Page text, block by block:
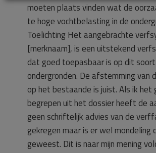
moeten plaats vinden wat de
te hoge vochtbelasting in de
Toelichting Het aangebrachte
[merknaam], is een uitstekend
dat goed toepasbaar is op dit soort
ondergronden. De afstemming van
op het bestaande is juist. Als ik het
begrepen uit het dossier heeft de
geen schriftelijk advies van de
gekregen maar is er wel mondeling
geweest. Dit is naar mijn mening